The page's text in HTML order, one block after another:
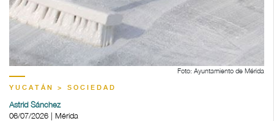
Foto: Ayuntamiento de Mérida
YUCATÁN > SOCIEDAD
Astrid Sánchez
06/07/2026 | Mérida